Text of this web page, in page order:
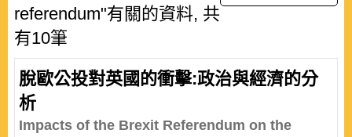
referendum"有關的資料, 共
有10筆
脫歐公投對英國的衝擊:政治與經濟的分
析
Impacts of the Brexit Referendum on the